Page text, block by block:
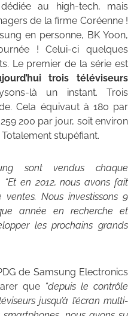
au high-tech, mais
de la firme Coréenne !
en personne, BK Yoon,
! Celui-ci quelques
Le premier de la série est
trois téléviseurs
là un instant. Trois
Cela équivaut à 180 par
200 par jour, soit environ
stupéfiant.
sont vendus chaque
“Et en 2012, nous avons fait
Nous investissons 9
année en recherche et
les prochains grands
de Samsung Electronics
que “depuis le contrôle
jusqu’à l’écran multi-